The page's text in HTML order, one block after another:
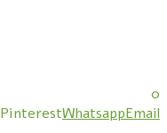
0
PinterestWhatsappEmail